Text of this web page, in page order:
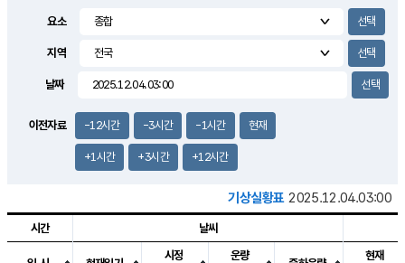
2.2m/s
요소
지역
날짜
이전자료 -12시간 -3시간 -1시간 현재
+1시간 +3시간 +12시간
기상실황표 2025.12.04.03:00
시간 날씨
시정
운량
현재